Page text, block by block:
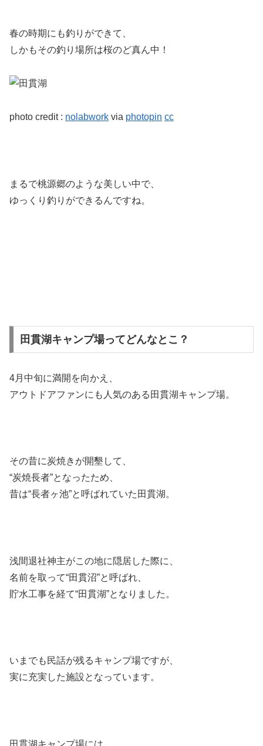
春の時期にも釣りができて、
しかもその釣り場所は桜のど真ん中！
photo credit : nolabwork via photopin cc
まるで桃源郷のような美しい中で、
ゆっくり釣りができるんですね。
田貫湖キャンプ場ってどんなとこ？
4月中旬に満開を向かえ、
アウトドアファンにも人気のある田貫湖キャンプ場。
その昔に炭焼きが開墾して、
“炭焼長者”となったため、
昔は“長者ヶ池”と呼ばれていた田貫湖。
浅間退社神主がこの地に隠居した際に、
名前を取って“田貫沼”と呼ばれ、
貯水工事を経て“田貫湖”となりました。
いまでも民話が残るキャンプ場ですが、
実に充実した施設となっています。
田貫湖キャンプ場には、